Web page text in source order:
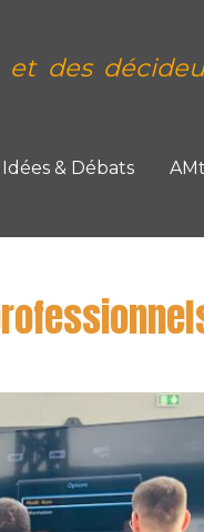
et des
Idées & Débats